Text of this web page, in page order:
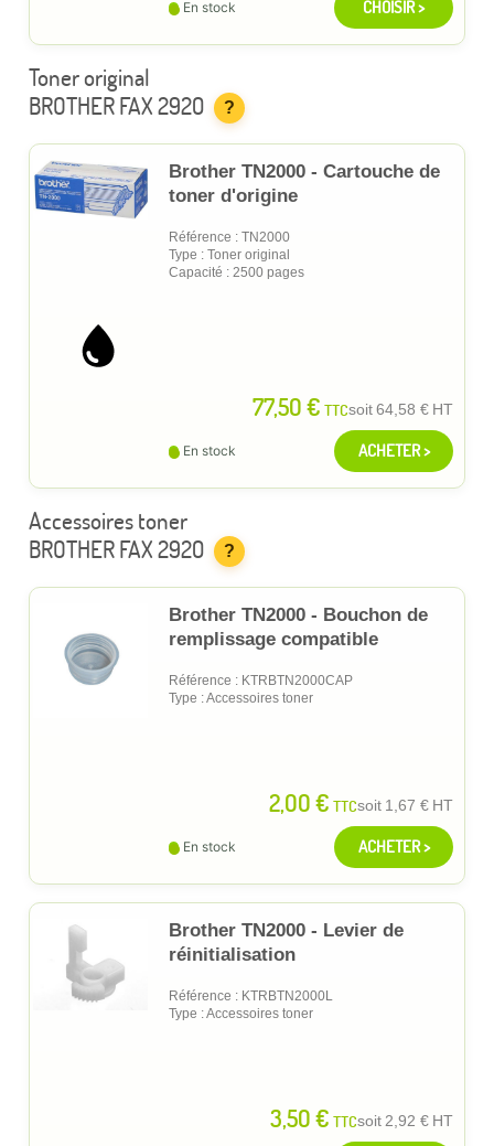
En stock CHOISIR >
Toner original
BROTHER FAX 2920
?
Brother TN2000 - Cartouche de
toner d'origine
Référence : TN2000
Type : Toner original
Capacité : 2500 pages
77,50 € TTCsoit64,58 € HT
En stock ACHETER >
Accessoires toner
BROTHER FAX 2920
?
Brother TN2000 - Bouchon de
remplissage compatible
Référence : KTRBTN2000CAP
Type : Accessoires toner
2,00 € TTCsoit 1,67 € HT
En stock ACHETER >
Brother TN2000 - Levier de
réinitialisation
Référence : KTRBTN2000L
Type : Accessoires toner
3,50 € TTCsoit2,92 € HT